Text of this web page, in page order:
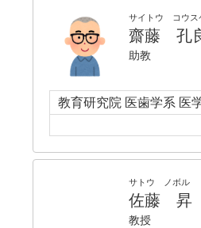
サイトウ コウス
齋藤 孔
助教
教育研究院 医歯学系 医
サトウ ノボル
佐藤 昇
教授